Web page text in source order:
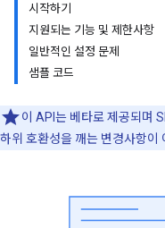
시작하기
지원되는 기능 및 제한사항
일반적인 설정 문제
샘플 코드
이 API는 베타로 제공되며
하위 호환성을 깨는 변경사항이